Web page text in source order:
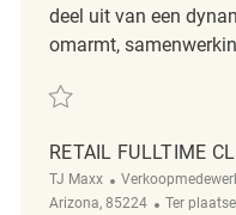
deel uit van een
omarmt,
Redden Store Cleaning
RETAIL FULLTIME
TJ Maxx Categorie
Arizona, 85224
Afgelegen
Ter plaatse